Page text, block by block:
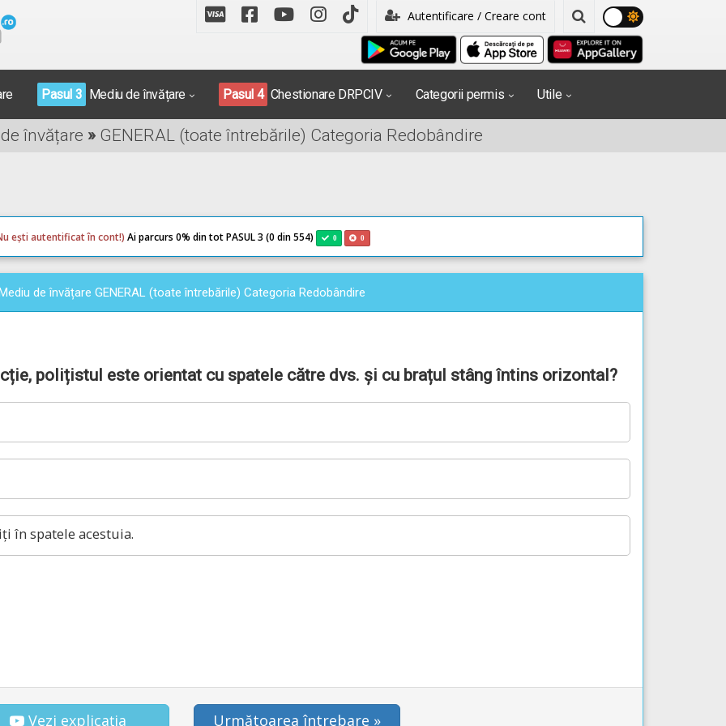
Autentificare / Creare cont
Pasul 3 Mediu de învățare Pasul 4 Chestionare DRPCIV Categorii permis Utile
învățare » GENERAL (toate întrebările) Categoria Redobândire
ești autentificat în cont!) Ai parcurs 0% din tot PASUL 3 (0 din 554) 0 0
de învățare GENERAL (toate întrebările) Categoria Redobândire
polițistul este orientat cu spatele către dvs. și cu brațul stâng întins orizontal?
în spatele acestuia.
Vezi explicația Următoarea întrebare »